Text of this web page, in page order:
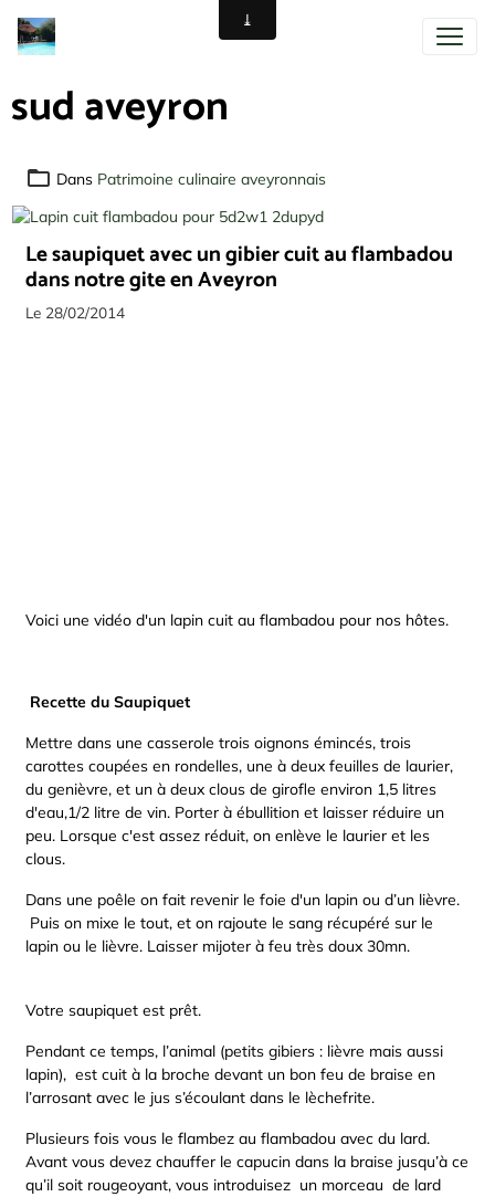
sud aveyron
Dans Patrimoine culinaire aveyronnais
Le saupiquet avec un gibier cuit au flambadou
dans notre gite en Aveyron
Le 28/02/2014
Voici une vidéo d'un lapin cuit au flambadou pour nos hôtes.
Recette du Saupiquet
Mettre dans une casserole trois oignons émincés, trois
carottes coupées en rondelles, une à deux feuilles de laurier,
du genièvre, et un à deux clous de girofle environ 1,5 litres
d'eau,1/2 litre de vin. Porter à ébullition et laisser réduire un
peu. Lorsque c'est assez réduit, on enlève le laurier et les
clous.
Dans une poêle on fait revenir le foie d'un lapin ou d’un lièvre.
Puis on mixe le tout, et on rajoute le sang récupéré sur le
lapin ou le lièvre. Laisser mijoter à feu très doux 30mn.
Votre saupiquet est prêt.
Pendant ce temps, l’animal (petits gibiers : lièvre mais aussi
lapin), est cuit à la broche devant un bon feu de braise en
l’arrosant avec le jus s’écoulant dans le lèchefrite.
Plusieurs fois vous le flambez au flambadou avec du lard.
Avant vous devez chauffer le capucin dans la braise jusqu’à ce
qu’il soit rougeoyant, vous introduisez un morceau de lard